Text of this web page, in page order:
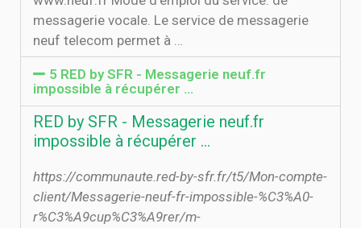
messagerie vocale. Le service de messagerie
neuf telecom permet à …
5 RED by SFR - Messagerie neuf.fr
impossible à récupérer ...
RED by SFR - Messagerie neuf.fr
impossible à récupérer ...
https://communaute.red-by-sfr.fr/t5/Mon-compte-
client/Messagerie-neuf-fr-impossible-%C3%A0-
r%C3%A9cup%C3%A9rer/m-